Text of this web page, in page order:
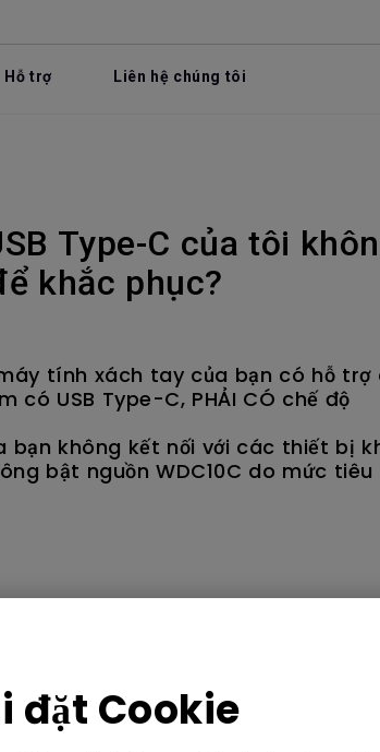
đặt Cookie
Hỗ trợ Liên hệ chúng tôi
Type-C của tôi
khắc phục?
tính xách tay của bạn có hỗ trợ
có USB Type-C, PHẢI CÓ chế độ
không kết nối với các thiết bị
bật nguồn WDC10C do mức tiêu